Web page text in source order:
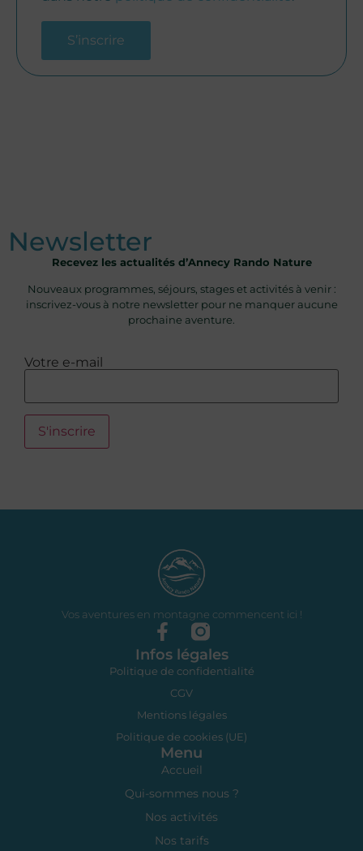
S’inscrire
Newsletter
Recevez les actualités d’Annecy Rando Nature
Nouveaux programmes, séjours, stages et activités à venir :
inscrivez-vous à notre newsletter pour ne manquer aucune
prochaine aventure.
Votre e-mail
Vos aventures en montagne commencent ici !
Menu
Accueil
Qui-sommes nous ?
Nos activités
Nos tarifs
Infos légales
Politique de confidentialité
CGV
Mentions légales
Politique de cookies (UE)